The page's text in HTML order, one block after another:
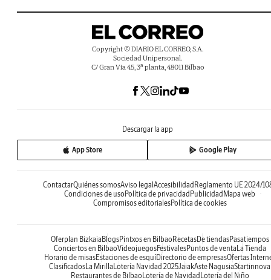
Copyright © DIARIO EL CORREO, S.A.
Sociedad Unipersonal.
C/ Gran Vía 45, 3ª planta, 48011 Bilbao
Descargar la app
App Store Google Play
ContactarQuiénes somosAviso legal Accesibilidad Reglamento UE 2024/
Condiciones de uso Política de privacidad Publicidad Mapa web
Compromisos editorialesPolítica de cookies
Oferplan Bizkaia BlogsPintxos en Bilbao RecetasDe tiendasPasatiempos
Conciertos en BilbaoVideojuegosFestivalesPuntos de venta La Tienda
Horario de misasEstaciones de esquíDirectorio de empresasOfertas
Clasificados La Mirilla Lotería Navidad 2025JaiakAste NagusiaStartinnova
Restaurantes de Bilbao Lotería de Navidad Lotería del Niño